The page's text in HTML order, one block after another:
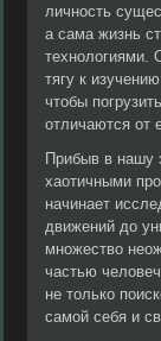
личность
а сама жизнь
технологиями.
тягу к
чтобы
отличаются от
Прибыв в нашу
хаотичными
начинает
движений до
множество
частью
не только
самой себя и